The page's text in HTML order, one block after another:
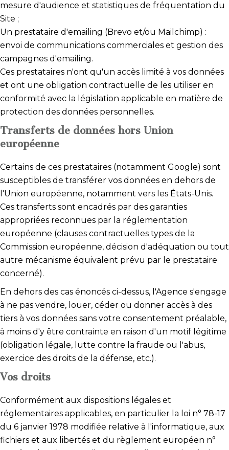
mesure d'audience et statistiques de fréquentation du
Site ;
Un prestataire d'emailing (Brevo et/ou Mailchimp) :
envoi de communications commerciales et gestion des
campagnes d'emailing.
Ces prestataires n'ont qu'un accès limité à vos données
et ont une obligation contractuelle de les utiliser en
conformité avec la législation applicable en matière de
protection des données personnelles.
Transferts de données hors Union
européenne
Certains de ces prestataires (notamment Google) sont
susceptibles de transférer vos données en dehors de
l'Union européenne, notamment vers les États-Unis.
Ces transferts sont encadrés par des garanties
appropriées reconnues par la réglementation
européenne (clauses contractuelles types de la
Commission européenne, décision d'adéquation ou tout
autre mécanisme équivalent prévu par le prestataire
concerné).
En dehors des cas énoncés ci-dessus, l'Agence s'engage
à ne pas vendre, louer, céder ou donner accès à des
tiers à vos données sans votre consentement préalable,
à moins d'y être contrainte en raison d'un motif légitime
(obligation légale, lutte contre la fraude ou l'abus,
exercice des droits de la défense, etc.).
Vos droits
Conformément aux dispositions légales et
réglementaires applicables, en particulier la loi n° 78-17
du 6 janvier 1978 modifiée relative à l'informatique, aux
fichiers et aux libertés et du règlement européen n°